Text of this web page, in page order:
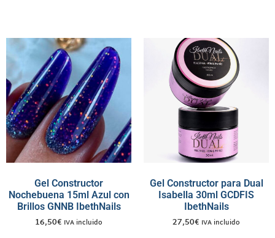
Gel Constructor
Nochebuena 15ml Azul con
Brillos GNNB IbethNails
16,50€ IVA incluido
Gel Constructor para Dual
Isabella 30ml GCDFIS
IbethNails
27,50€ IVA incluido